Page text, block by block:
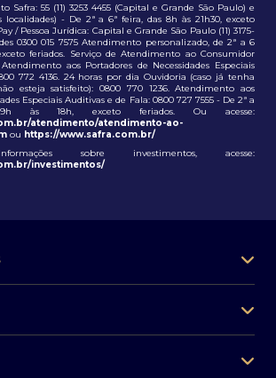
Safra: 55 (11) 3253 4455 (Capital e Grande São Paulo) e
localidades) - De 2ª a 6ª feira, das 8h às 21h30, exceto
/ Pessoa Jurídica: Capital e Grande São Paulo (11) 3175-
0300 015 7575 Atendimento personalizado, de 2ª a 6
feriados. Serviço de Atendimento ao Consumidor
Atendimento aos Portadores de Necessidades Especiais
772 4136. 24 horas por dia Ouvidoria (caso já tenha
esteja satisfeito): 0800 770 1236. Atendimento aos
Especiais Auditivas e de Fala: 0800 727 7555 - De 2ª a
às 18h, exceto feriados. Ou acesse:
atendimento/atendimento-ao-
ou https://www.safra.com.br/
sobre investimentos, acesse:
investimentos/
investimento